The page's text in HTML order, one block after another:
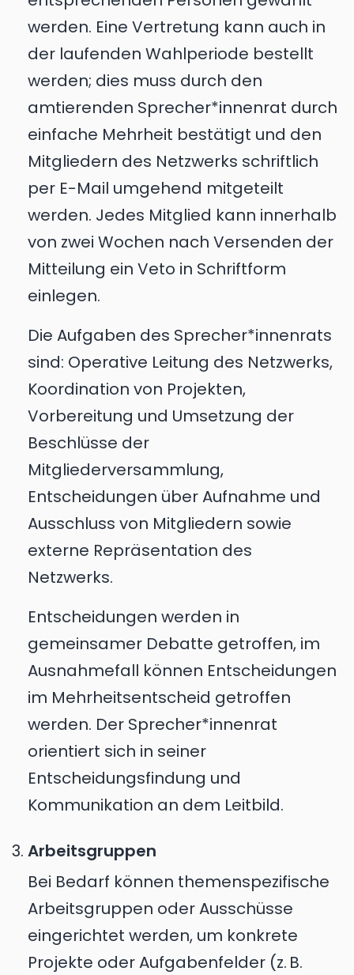
werden. Eine Vertretung kann auch in
der laufenden Wahlperiode bestellt
werden; dies muss durch den
amtierenden Sprecher*innenrat durch
einfache Mehrheit bestätigt und den
Mitgliedern des Netzwerks schriftlich
per E-Mail umgehend mitgeteilt
werden. Jedes Mitglied kann innerhalb
von zwei Wochen nach Versenden der
Mitteilung ein Veto in Schriftform
einlegen.
Die Aufgaben des Sprecher*innenrats
sind: Operative Leitung des Netzwerks,
Koordination von Projekten,
Vorbereitung und Umsetzung der
Beschlüsse der
Mitgliederversammlung,
Entscheidungen über Aufnahme und
Ausschluss von Mitgliedern sowie
externe Repräsentation des
Netzwerks.
Entscheidungen werden in
gemeinsamer Debatte getroffen, im
Ausnahmefall können Entscheidungen
im Mehrheitsentscheid getroffen
werden. Der Sprecher*innenrat
orientiert sich in seiner
Entscheidungsfindung und
Kommunikation an dem Leitbild.
Arbeitsgruppen
Bei Bedarf können themenspezifische
Arbeitsgruppen oder Ausschüsse
eingerichtet werden, um konkrete
Projekte oder Aufgabenfelder (z. B.